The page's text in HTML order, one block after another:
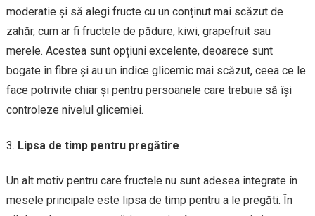
moderatie și să alegi fructe cu un conținut mai scăzut de
zahăr, cum ar fi fructele de pădure, kiwi, grapefruit sau
merele. Acestea sunt opțiuni excelente, deoarece sunt
bogate în fibre și au un indice glicemic mai scăzut, ceea ce le
face potrivite chiar și pentru persoanele care trebuie să își
controleze nivelul glicemiei.
Lipsa de timp pentru pregătire
Un alt motiv pentru care fructele nu sunt adesea integrate în
mesele principale este lipsa de timp pentru a le pregăti. În